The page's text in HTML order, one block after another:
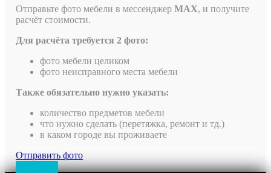
Отправьте фото мебели в мессенджер MAX, и получите
расчёт стоимости.
Для расчёта требуется 2 фото:
фото мебели целиком
фото неисправного места мебели
Также обязательно нужно указать:
количество предметов мебели
что нужно сделать (перетяжка, ремонт и тд.)
в каком городе вы проживаете
Отправить фото